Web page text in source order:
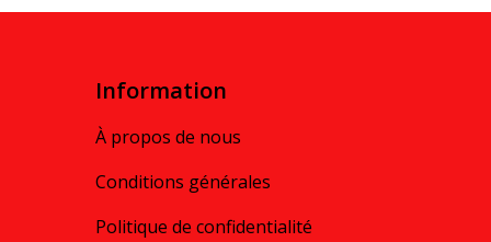
Information
À propos de nous
Conditions générales
Politique de confidentialité